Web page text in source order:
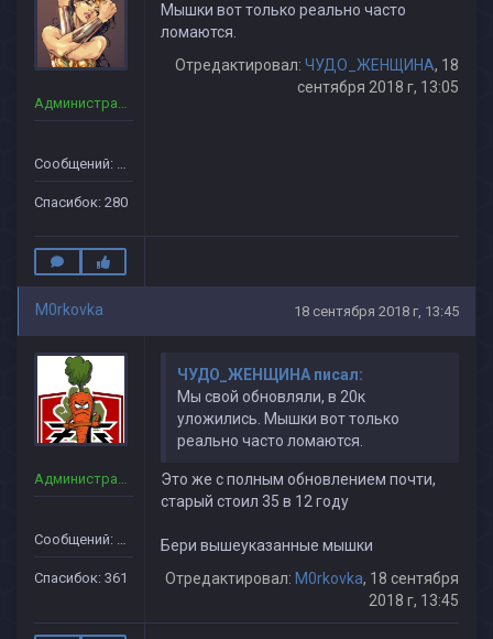
Администраторы
Сообщений: 90
Спасибок: 280
Мышки вот только реально часто
ломаются.
Отредактировал: ЧУДО_ЖЕНЩИНА, 18
сентября 2018 г, 13:05
M0rkovka 18 сентября 2018 г, 13:45
Администраторы
Сообщений: 160
Спасибок: 361
ЧУДО_ЖЕНЩИНА писал:
Мы свой обновляли, в 20к
уложились. Мышки вот только
реально часто ломаются.
Это же с полным обновлением почти,
старый стоил 35 в 12 году
Бери вышеуказанные мышки
Отредактировал: M0rkovka, 18 сентября
2018 г, 13:45